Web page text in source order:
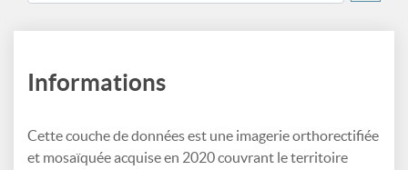
Informations
Cette couche de données est une imagerie orthorectifiée
et mosaïquée acquise en 2020 couvrant le territoire